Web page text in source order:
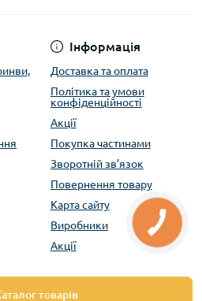
Інформація
Доставка та оплата
Політика та умови
конфіденційності
Акції
Покупка частинами
Зворотній зв’язок
Повернення товару
Карта сайту
Виробники
Акції
товарів